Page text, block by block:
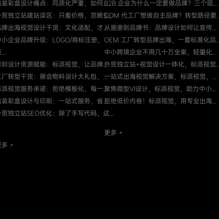
装彩盒设计痛点：同质化严重，如何...
贸独立站建站误区：只看价格，忽略S...
牌出海视觉设计干货：文化适配，才...
企业品牌升级：LOGO/商标注册，
圳设计资源赋能：标派视觉，让品牌...
厂转型干货：展会物料设计大礼包，...
派视觉服务承诺：拒绝模板化，每一...
装彩盒设计与印刷：一站式服务，省...
独立站SEO优化：除了手写代码，这...
多 +
B2B 企业为什么一定要做品牌？三个现...
ODM 代工厂想做自主品牌？转型路径要
从画册到品牌书：品牌设计如何让宣传...
OEM 工厂转型品牌出海，一套标准化品
中小跨境企业不用几十万全案，轻量化...
外贸独立站+视觉设计一体化，标派视觉
一站式出海视觉解决方案，标派视觉，...
聚焦微型VI设计，标派视觉，助力中小...
拒绝低价内卷！标派视觉，用专业出海...
更多 +